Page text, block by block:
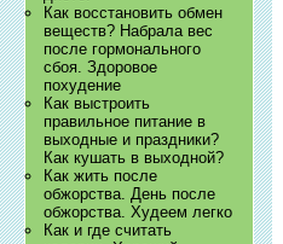
Как восстановить обмен
веществ? Набрала вес
после гормонального
сбоя. Здоровое
похудение
Как выстроить
правильное питание в
выходные и праздники?
Как кушать в выходной?
Как жить после
обжорства. День после
обжорства. Худеем легко
Как и где считать